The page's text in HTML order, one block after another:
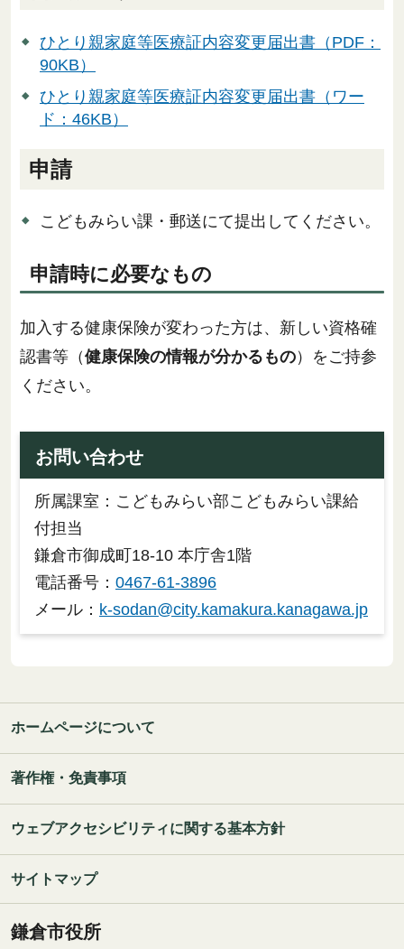
ひとり親家庭等医療証内容変更届出書（PDF：
90KB）
ひとり親家庭等医療証内容変更届出書（ワー
ド：46KB）
申請
こどもみらい課・郵送にて提出してください。
申請時に必要なもの
加入する健康保険が変わった方は、新しい資格確
認書等（健康保険の情報が分かるもの）をご持参
ください。
お問い合わせ
所属課室：こどもみらい部こどもみらい課給
付担当
鎌倉市御成町18-10 本庁舎1階
電話番号： 0467-61-3896
メール： k-sodan@city.kamakura.kanagawa.jp
ホームページについて
著作権・免責事項
ウェブアクセシビリティに関する基本方針
サイトマップ
鎌倉市役所